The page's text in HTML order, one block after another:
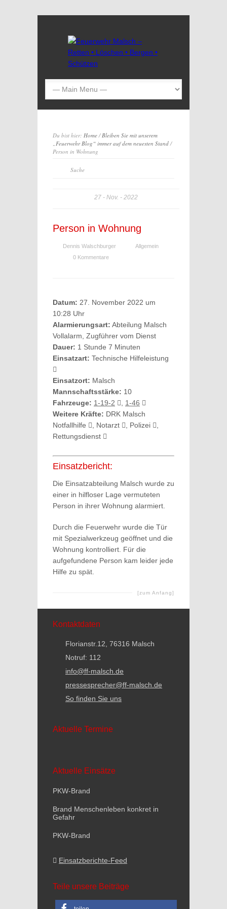
Du bist hier: Home/Bleiben Sie mit unserem
„Feuerwehr Blog“ immer auf dem neuesten Stand/
Person in Wohnung
27 Nov. 2022
Person in Wohnung
Dennis Walschburger
Allgemein
0 Kommentare
Datum: 27. November 2022 um
10:28 Uhr
Alarmierungsart: Abteilung Malsch
Vollalarm, Zugführer vom Dienst
Dauer: 1 Stunde 7 Minuten
Einsatzart: Technische Hilfeleistung
Einsatzort: Malsch
Mannschaftsstärke: 10
Fahrzeuge: 1-19-2
1-46
Weitere Kräfte: DRK Malsch
Notfallhilfe
, Notarzt , Polizei
Rettungsdienst
Einsatzbericht:
Die Einsatzabteilung Malsch wurde zu
einer in hilfloser Lage vermuteten
Person in ihrer Wohnung alarmiert.
Durch die Feuerwehr wurde die Tür
mit Spezialwerkzeug geöffnet und die
Wohnung kontrolliert. Für die
aufgefundene Person kam leider jede
Hilfe zu spät.
[zum Anfang]
Kontaktdaten
Florianstr.12, 76316 Malsch
Notruf: 112
info@ff-malsch.de
pressesprecher@ff-malsch.de
So finden Sie uns
Aktuelle Termine
Aktuelle Einsätze
PKW-Brand
Brand Menschenleben konkret in
Gefahr
PKW-Brand
Einsatzberichte-Feed
Teile unsere Beiträge